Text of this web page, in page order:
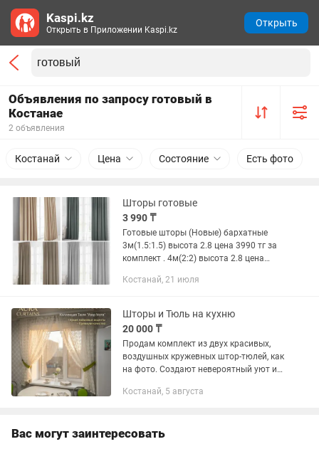
Объявления по запросу готовый в
Костанае
2 объявления
Костанай Цена Состояние Есть фото
Шторы готовые
3 990 ₸
Готовые шторы (Новые) бархатные
3м(1.5:1.5) высота 2.8 цена 3990 тг за
комплект . 4м(2:2) высота 2.8 цена
темно серый , бежевый , кремовый .
Костанай, 21 июля
Шторы и Тюль на кухню
20 000 ₸
Продам комплект из двух красивых,
воздушных кружевных штор-тюлей, как
на фото. Создают невероятный уют и
подходят для кухни, спальни или
Костанай, 5 августа
Вас могут заинтересовать
Kaspi.kz
Открыть в Приложении Kaspi.kz
Открыть